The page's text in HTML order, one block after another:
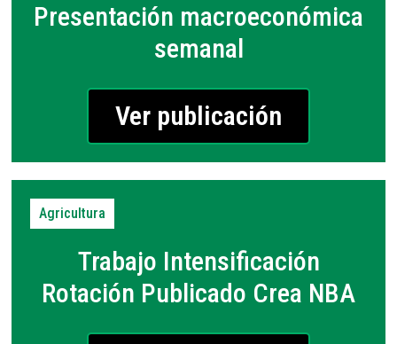
Presentación macroeconómica
semanal
Ver publicación
Agricultura
Trabajo Intensificación
Rotación Publicado Crea NBA